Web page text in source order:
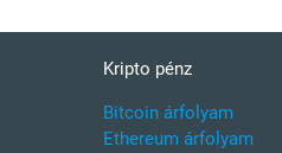
Kripto pénz
Bitcoin árfolyam
Ethereum árfolyam